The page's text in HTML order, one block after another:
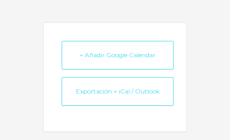
+ Añadir Google Calendar
Exportación + iCal / Outlook